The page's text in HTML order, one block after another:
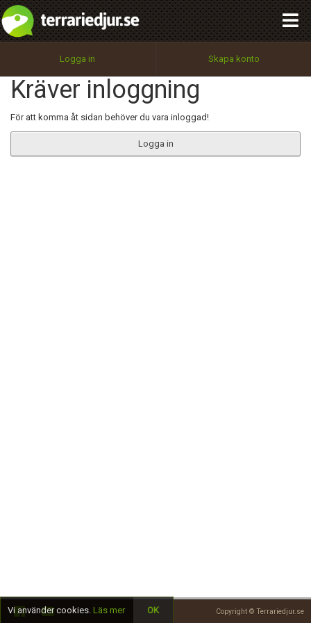
Logga in Skapa konto
Kräver inloggning
För att komma åt sidan behöver du vara inloggad!
Logga in
Copyright © Terrariedjur.se
Utför
100%
OK
integritetspolicy
Namn:
Epost:
Begär nytt lösenord
Tillbaka till förstasidan
Vi använder cookies. Läs mer OK